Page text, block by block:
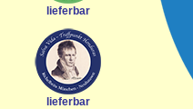
lieferbar
lieferbar